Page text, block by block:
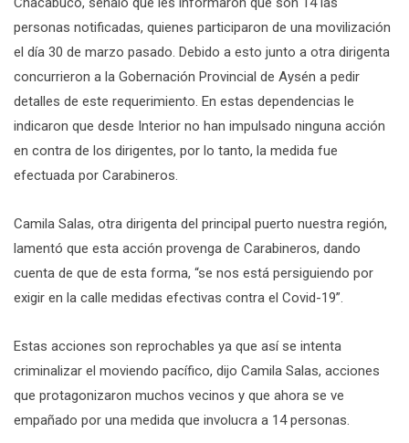
personas notificadas, quienes participaron de una movilización
el día 30 de marzo pasado. Debido a esto junto a otra dirigenta
concurrieron a la Gobernación Provincial de Aysén a pedir
detalles de este requerimiento. En estas dependencias le
indicaron que desde Interior no han impulsado ninguna acción
en contra de los dirigentes, por lo tanto, la medida fue
efectuada por Carabineros.
Camila Salas, otra dirigenta del principal puerto nuestra región,
lamentó que esta acción provenga de Carabineros, dando
cuenta de que de esta forma, “se nos está persiguiendo por
exigir en la calle medidas efectivas contra el Covid-19”.
Estas acciones son reprochables ya que así se intenta
criminalizar el moviendo pacífico, dijo Camila Salas, acciones
que protagonizaron muchos vecinos y que ahora se ve
empañado por una medida que involucra a 14 personas.